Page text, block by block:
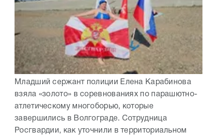
Младший сержант полиции Елена Карабинова
взяла «золото» в соревнованиях по парашютно-
атлетическому многоборью, которые
завершились в Волгограде. Сотрудница
Росгвардии, как уточнили в территориальном